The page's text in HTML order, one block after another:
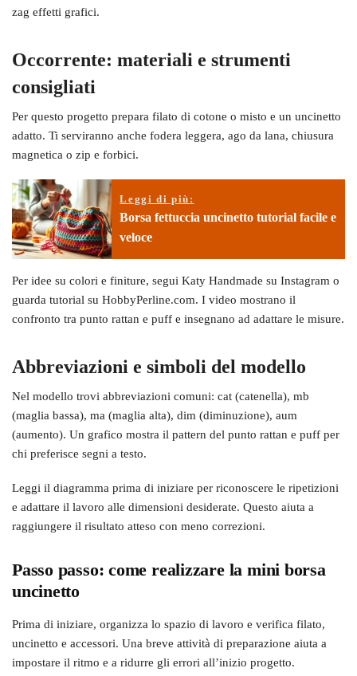
zag effetti grafici.
Occorrente: materiali e strumenti
consigliati
Per questo progetto prepara filato di cotone o misto e un uncinetto
adatto. Ti serviranno anche fodera leggera, ago da lana, chiusura
magnetica o zip e forbici.
Leggi di più:
Borsa fettuccia uncinetto tutorial facile e
veloce
Per idee su colori e finiture, segui Katy Handmade su Instagram o
guarda tutorial su HobbyPerline.com. I video mostrano il
confronto tra punto rattan e puff e insegnano ad adattare le misure.
Abbreviazioni e simboli del modello
Nel modello trovi abbreviazioni comuni: cat (catenella), mb
(maglia bassa), ma (maglia alta), dim (diminuzione), aum
(aumento). Un grafico mostra il pattern del punto rattan e puff per
chi preferisce segni a testo.
Leggi il diagramma prima di iniziare per riconoscere le ripetizioni
e adattare il lavoro alle dimensioni desiderate. Questo aiuta a
raggiungere il risultato atteso con meno correzioni.
Passo passo: come realizzare la mini borsa
uncinetto
Prima di iniziare, organizza lo spazio di lavoro e verifica filato,
uncinetto e accessori. Una breve attività di preparazione aiuta a
impostare il ritmo e a ridurre gli errori all’inizio progetto.